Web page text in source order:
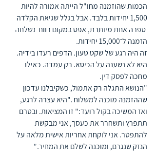
הכמות שהוזמנה מחו"ל הייתה אמורה להיות
1,500 יחידות בלבד. אבל בגלל שגיאת הקלדה
ספרה אחת מיותרת, אפס במקום רווח  נשלחה
הזמנה ל־15,000 יחידות.
זה היה רגע של שקט טעון. הדפים רעדו בידיה.
היא לא נשענה על הכיסא. רק עמדה. כאילו
מחכה לפסק דין.
"הנושא התגלה רק אתמול, כשקיבלנו עדכון
שההזמנה מוכנה למשלוח ."היא עצרה לרגע,
ואז המשיכה בקול רועד:" זו המציאות. ובטרם
תתפרץ ותשחרר את כעסך, אני מבקשת
להתפטר. אני לוקחת אחריות אישית מלאה על
הנזק שנגרם, ומוכנה לשלם את המחיר."